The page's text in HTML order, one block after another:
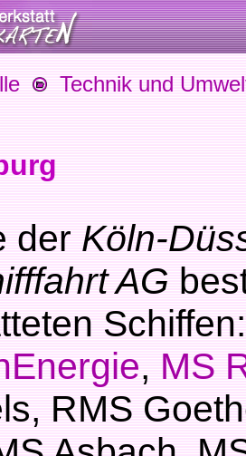
Technik und
derKöln-
AG
Schiffen:
,MS
RMS